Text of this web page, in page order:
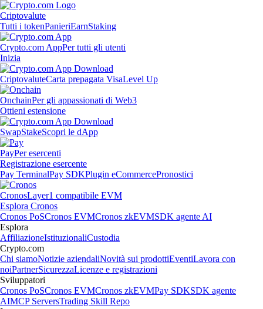
Criptovalute
Tutti i tokenPanieriEarnStaking
Crypto.com AppPer tutti gli utenti
Inizia
CriptovaluteCarta prepagata VisaLevel Up
OnchainPer gli appassionati di Web3
Ottieni estensione
SwapStakeScopri le dApp
PayPer esercenti
Registrazione esercente
Pay TerminalPay SDKPlugin eCommercePronostici
CronosLayer1 compatibile EVM
Esplora Cronos
Cronos PoSCronos EVMCronos zkEVMSDK agente AI
Esplora
AffiliazioneIstituzionaliCustodia
Crypto.com
Chi siamoNotizie aziendaliNovità sui prodottiEventiLavora con
noiPartnerSicurezzaLicenze e registrazioni
Sviluppatori
Cronos PoSCronos EVMCronos zkEVMPay SDKSDK agente
AIMCP ServersTrading Skill Repo